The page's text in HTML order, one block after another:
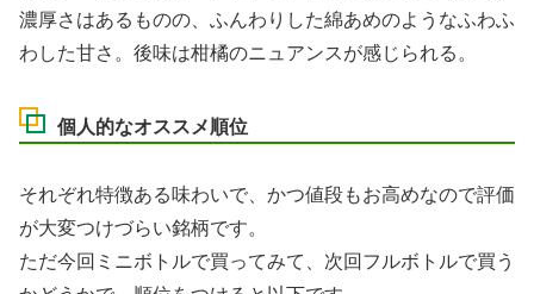
濃厚さはあるものの、ふんわりした綿あめのようなふわふ
わした甘さ。後味は柑橘のニュアンスが感じられる。
個人的なオススメ順位
それぞれ特徴ある味わいで、かつ値段もお高めなので評価
が大変つけづらい銘柄です。
ただ今回ミニボトルで買ってみて、次回フルボトルで買う